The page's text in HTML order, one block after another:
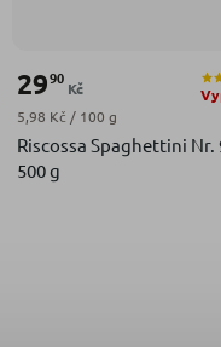
Riscossa Spaghettini Nr.
500 g
2990
Kč
Měrná cena:
5,98 Kč / 100 g